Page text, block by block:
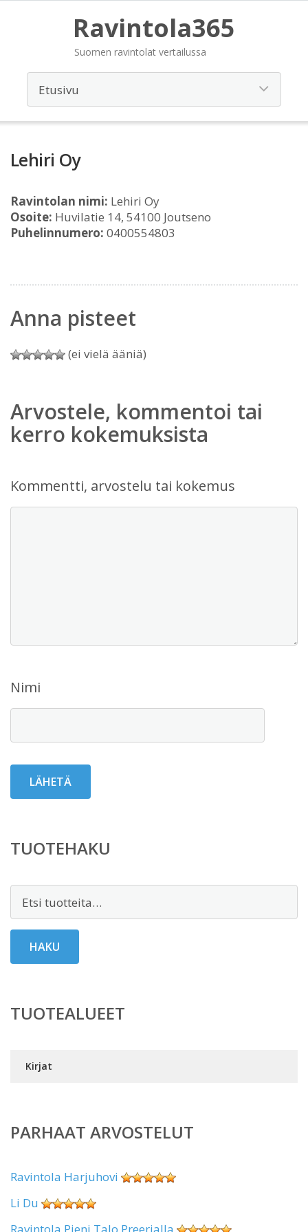
Ravintola365
Suomen ravintolat vertailussa
Lehiri Oy
Ravintolan nimi: Lehiri Oy
Osoite: Huvilatie 14, 54100 Joutseno
Puhelinnumero: 0400554803
Anna pisteet
(ei vielä ääniä)
Arvostele, kommentoi tai
kerro kokemuksista
Kommentti, arvostelu tai kokemus
Nimi
TUOTEHAKU
HAKU
TUOTEALUEET
Kirjat
PARHAAT ARVOSTELUT
Ravintola Harjuhovi
Li Du